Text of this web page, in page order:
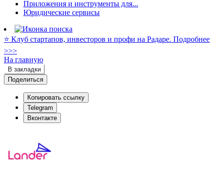
Приложения и инструменты для...
Юридические сервисы
⭐️ Клуб стартапов, инвесторов и профи на Радаре. Подробнее
>>>
На главную
В закладки
Поделиться
Копировать ссылку
Telegram
Вконтакте